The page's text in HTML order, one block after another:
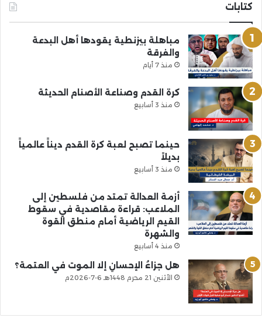
كتابات
مباهلة بيزنطية يقودها أهل البدعة
والفرقة
منذ 7 أيام
كرة القدم وصناعة الأصنام الحديثة
منذ 3 أسابيع
حينما تصبح لعبة كرة القدم ديناً عالمياً
بديلاً
منذ 3 أسابيع
أزمة العدالة تمتد من فلسطين إلى
الملاعب: قراءة مقاصدية في سقوط
القيم الرياضية أمام منطق القوة
والشهرة
منذ 4 أسابيع
هل جزاءُ الإحسانِ إلا الموت في العتمة؟
الأثنين 21 محرم 1448هـ 6-7-2026م